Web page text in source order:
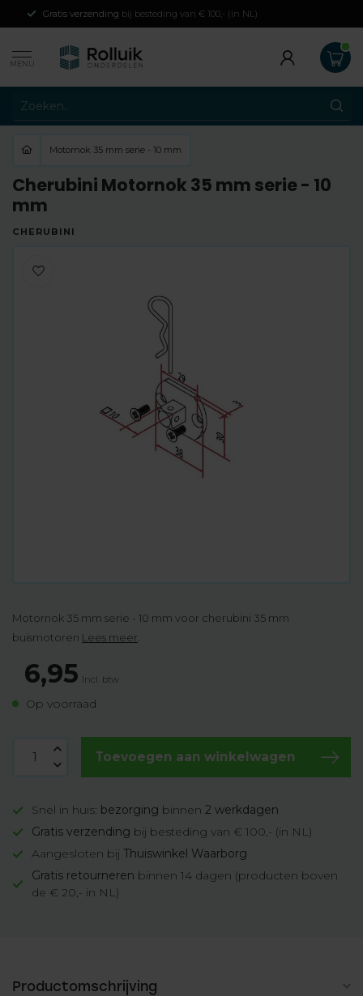
Gratis verzending bij besteding van € 100,- (in NL)
MENU
Motornok 35 mm serie - 10 mm
Cherubini Motornok 35 mm serie - 10
mm
CHERUBINI
Motornok 35 mm serie - 10 mm voor cherubini 35 mm
buismotoren Lees meer
6,95 Incl. btw
Op voorraad
Toevoegen aan winkelwagen
Snel in huis: bezorging binnen 2 werkdagen
Gratis verzending bij besteding van € 100,- (in NL)
Aangesloten bij Thuiswinkel Waarborg
Gratis retourneren binnen 14 dagen (producten boven
de € 20,- in NL)
Productomschrijving